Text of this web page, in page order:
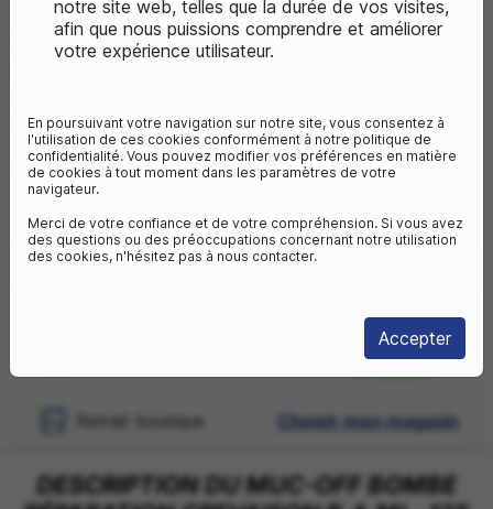
notre site web, telles que la durée de vos visites,
afin que nous puissions comprendre et améliorer
votre expérience utilisateur.
En poursuivant votre navigation sur notre site, vous consentez à
l'utilisation de ces cookies conformément à notre politique de
confidentialité. Vous pouvez modifier vos préférences en matière
de cookies à tout moment dans les paramètres de votre
navigateur.
Merci de votre confiance et de votre compréhension. Si vous avez
des questions ou des préoccupations concernant notre utilisation
des cookies, n'hésitez pas à nous contacter.
Accepter
MUC-OFF BOMBE RÉPARATION
CREVAISON B.A.M! - 125 ML
19,00 €
9avis
En stock
Livraison sous
Retrait boutique Choisir mon magasin
DESCRIPTION DU MUC-OFF BOMBE